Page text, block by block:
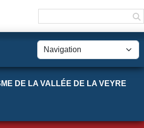
DE LA VALLÉE DE LA VEYRE
cookies